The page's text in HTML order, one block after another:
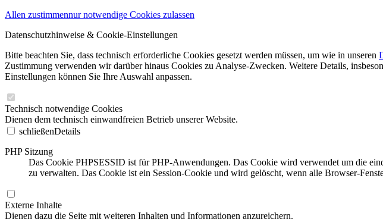
Allen zustimmennur notwendige Cookies zulassen
Datenschutzhinweise & Cookie-Einstellungen
Bitte beachten Sie, dass technisch erforderliche Cookies gesetzt werden müssen, um wie in unseren
Zustimmung verwenden wir darüber hinaus Cookies zu Analyse-Zwecken. Weitere Details,
Einstellungen können Sie Ihre Auswahl anpassen.
Technisch notwendige Cookies
Dienen dem technisch einwandfreien Betrieb unserer Website.
schließenDetails
PHP Sitzung
Das Cookie PHPSESSID ist für PHP-Anwendungen. Das Cookie wird verwendet um die
zu verwalten. Das Cookie ist ein Session-Cookie und wird gelöscht, wenn alle Browser-
Externe Inhalte
Dienen dazu die Seite mit weiteren Inhalten und Informationen anzureichern.